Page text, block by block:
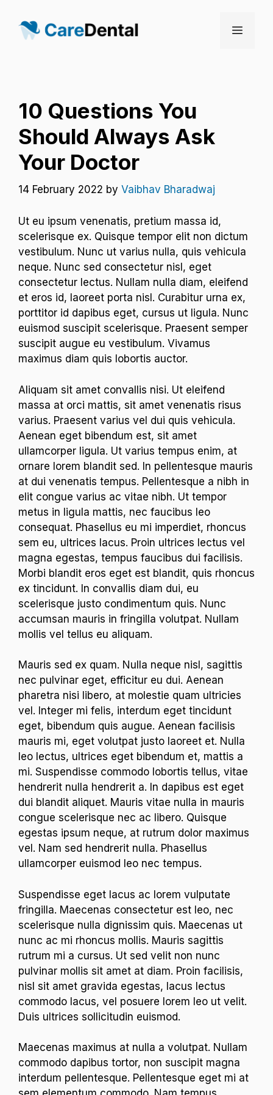
content
Menu
10 Questions You
Should Always Ask
Your Doctor
14 February 2022 by Vaibhav Bharadwaj
Ut eu ipsum venenatis, pretium massa id,
scelerisque ex. Quisque tempor elit non dictum
vestibulum. Nunc ut varius nulla, quis vehicula
neque. Nunc sed consectetur nisl, eget
consectetur lectus. Nullam nulla diam, eleifend
et eros id, laoreet porta nisl. Curabitur urna ex,
porttitor id dapibus eget, cursus ut ligula. Nunc
euismod suscipit scelerisque. Praesent semper
suscipit augue eu vestibulum. Vivamus
maximus diam quis lobortis auctor.
Aliquam sit amet convallis nisi. Ut eleifend
massa at orci mattis, sit amet venenatis risus
varius. Praesent varius vel dui quis vehicula.
Aenean eget bibendum est, sit amet
ullamcorper ligula. Ut varius tempus enim, at
ornare lorem blandit sed. In pellentesque mauris
at dui venenatis tempus. Pellentesque a nibh in
elit congue varius ac vitae nibh. Ut tempor
metus in ligula mattis, nec faucibus leo
consequat. Phasellus eu mi imperdiet, rhoncus
sem eu, ultrices lacus. Proin ultrices lectus vel
magna egestas, tempus faucibus dui facilisis.
Morbi blandit eros eget est blandit, quis rhoncus
ex tincidunt. In convallis diam dui, eu
scelerisque justo condimentum quis. Nunc
accumsan mauris in fringilla volutpat. Nullam
mollis vel tellus eu aliquam.
Mauris sed ex quam. Nulla neque nisl, sagittis
nec pulvinar eget, efficitur eu dui. Aenean
pharetra nisi libero, at molestie quam ultricies
vel. Integer mi felis, interdum eget tincidunt
eget, bibendum quis augue. Aenean facilisis
mauris mi, eget volutpat justo laoreet et. Nulla
leo lectus, ultrices eget bibendum et, mattis a
mi. Suspendisse commodo lobortis tellus, vitae
hendrerit nulla hendrerit a. In dapibus est eget
dui blandit aliquet. Mauris vitae nulla in mauris
congue scelerisque nec ac libero. Quisque
egestas ipsum neque, at rutrum dolor maximus
vel. Nam sed hendrerit nulla. Phasellus
ullamcorper euismod leo nec tempus.
Suspendisse eget lacus ac lorem vulputate
fringilla. Maecenas consectetur est leo, nec
scelerisque nulla dignissim quis. Maecenas ut
nunc ac mi rhoncus mollis. Mauris sagittis
rutrum mi a cursus. Ut sed velit non nunc
pulvinar mollis sit amet at diam. Proin facilisis,
nisl sit amet gravida egestas, lacus lectus
commodo lacus, vel posuere lorem leo ut velit.
Duis ultrices sollicitudin euismod.
Maecenas maximus at nulla a volutpat. Nullam
commodo dapibus tortor, non suscipit magna
interdum pellentesque. Pellentesque eget mi at